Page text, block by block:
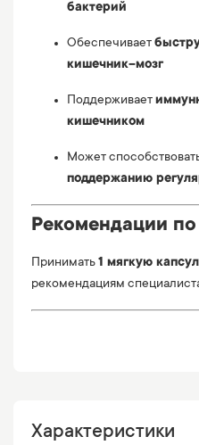
бактерий
Обеспечивает
кишечник–мозг
Поддерживает
кишечником
Может
поддержанию
Рекомендации
Принимать1 мягкую
рекомендациям
Характеристики